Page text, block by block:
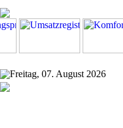
Freitag, 07. August 2026